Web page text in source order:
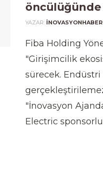
YAZAR:
Fiba Holding
"Girişimcilik
sürecek.
"İnovasyon
Electric